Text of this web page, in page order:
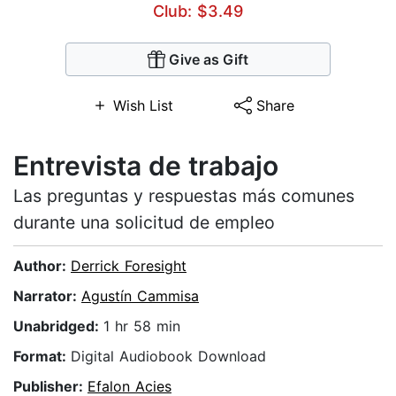
Club: $3.49
Give as Gift
Wish List Share
Entrevista de trabajo
Las preguntas y respuestas más comunes
durante una solicitud de empleo
Author: Derrick Foresight
Narrator: Agustín Cammisa
Unabridged: 1 hr 58 min
Format: Digital Audiobook Download
Publisher: Efalon Acies